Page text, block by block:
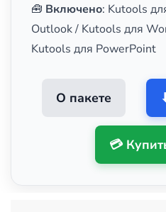
🧰 Включено: Kutools
Outlook / Kutools для
Kutools для PowerPoint
О пакете
💳